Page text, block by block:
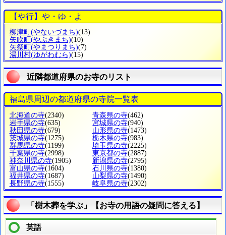
【や行】や・ゆ・よ
柳津町 (やないづまち)(13)
矢吹町 (やぶきまち)(10)
矢祭町 (やまつりまち)(7)
湯川村(ゆがわむら)(15)
近隣都道府県のお寺のリスト
福島県周辺の都道府県の寺院一覧表
北海道の寺(2340) 青森県の寺(462)
岩手県の寺(635) 宮城県の寺(940)
秋田県の寺(679) 山形県の寺(1473)
茨城県の寺(1275) 栃木県の寺(983)
群馬県の寺(1199) 埼玉県の寺(2225)
千葉県の寺(2998) 東京都の寺(2887)
神奈川県の寺(1905) 新潟県の寺(2795)
富山県の寺(1604) 石川県の寺(1380)
福井県の寺(1687) 山梨県の寺(1490)
長野県の寺(1555) 岐阜県の寺(2302)
「樹木葬を学ぶ」【お寺の用語の疑問に答える】
英語